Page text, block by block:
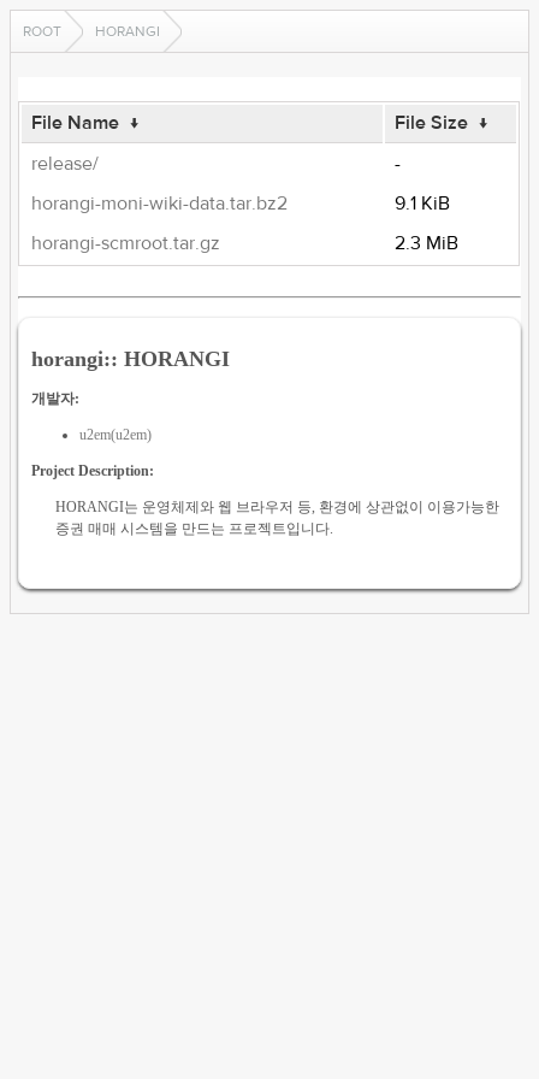
ROOT HORANGI
File Name ↓ File Size ↓
release/
-
horangi-moni-wiki-data.tar.bz2
9.1 KiB
horangi-scmroot.tar.gz
2.3 MiB
horangi:: HORANGI
개발자:
u2em(u2em)
Project Description:
HORANGI는 운영체제와 웹 브라우저 등, 환경에 상관없이 이용가능한
증권 매매 시스템을 만드는 프로젝트입니다.